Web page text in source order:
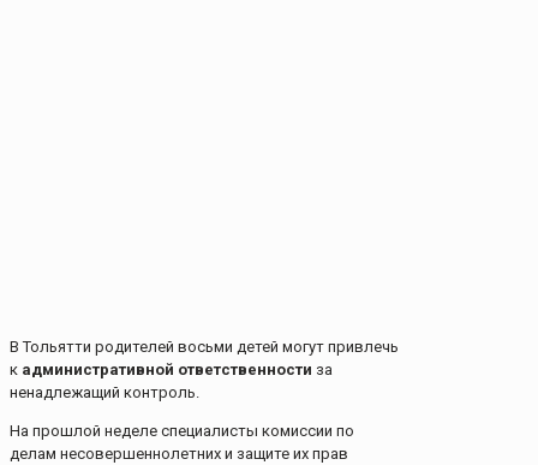
В Тольятти родителей восьми детей могут привлечь
к административной ответственности за
ненадлежащий контроль.
На прошлой неделе специалисты комиссии по
делам несовершеннолетних и защите их прав